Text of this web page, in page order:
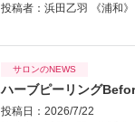
投稿者： 浜田乙羽 《浦和》
サロンのNEWS
ハーブピーリング
投稿日：2026/7/22